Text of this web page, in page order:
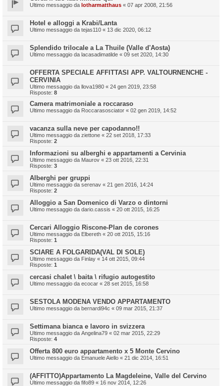
Ultimo messaggio da lotharmatthaus « 07 apr 2008, 21:56
Hotel e alloggi a Krabi/Lanta
Ultimo messaggio da tejas110 « 13 dic 2020, 06:12
Splendido trilocale a La Thuile (Valle d'Aosta)
Ultimo messaggio da lacasadimatilde « 09 set 2020, 14:30
OFFERTA SPECIALE AFFITTASI APP. VALTOURNENCHE -
CERVINIA
Ultimo messaggio da llova1980 « 24 gen 2019, 23:58
Risposte: 8
Camera matrimoniale a roccaraso
Ultimo messaggio da Roccarasosciator « 02 gen 2019, 14:52
vacanza sulla neve per capodanno!!
Ultimo messaggio da ziettone « 22 set 2018, 17:33
Risposte: 2
Informazioni su alberghi e appartamenti a Cervinia
Ultimo messaggio da Maurov « 23 ott 2016, 22:31
Risposte: 3
Alberghi per gruppi
Ultimo messaggio da serenav « 21 gen 2016, 14:24
Risposte: 2
Alloggio a San Domenico di Varzo o dintorni
Ultimo messaggio da dario.cassis « 20 ott 2015, 16:25
Cercari Alloggio Riscone-Plan de corones
Ultimo messaggio da Elbereth « 20 ott 2015, 15:16
Risposte: 1
SCIARE A FOLGARIDA(VAL DI SOLE)
Ultimo messaggio da Finlay « 14 ott 2015, 09:44
Risposte: 1
cercasi chalet \ baita \ rifugio autogestito
Ultimo messaggio da ecocar « 28 set 2015, 16:58
SESTOLA MODENA VENDO APPARTAMENTO
Ultimo messaggio da bernardi94c « 09 mar 2015, 21:37
Settimana bianca e lavoro in svizzera
Ultimo messaggio da Angelina79 « 02 mar 2015, 22:29
Risposte: 4
Offerta 800 euro appartamento x 5 Monte Cervino
Ultimo messaggio da Emanuele Aiello « 21 dic 2014, 16:51
(AFFITTO)Appartamento La Magdeleine, Valle del Cervino
Ultimo messaggio da fifo89 « 16 nov 2014, 12:26